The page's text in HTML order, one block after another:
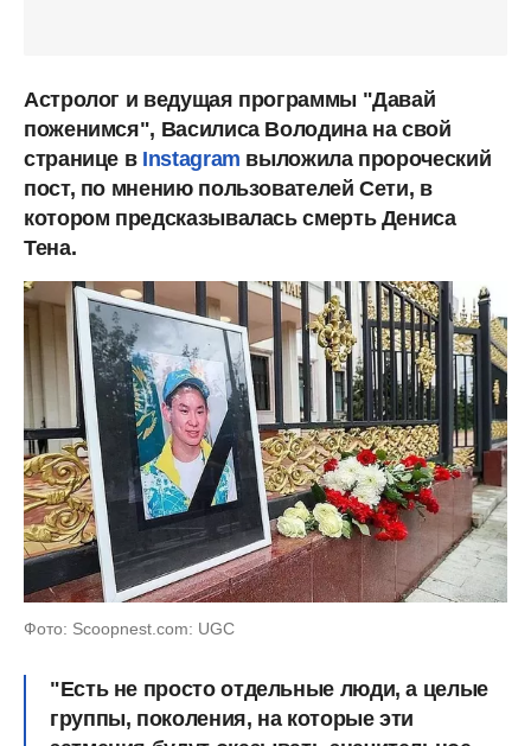
Астролог и ведущая программы "Давай
поженимся", Василиса Володина на свой
странице в Instagram выложила пророческий
пост, по мнению пользователей Сети, в
котором предсказывалась смерть Дениса
Тена.
Фото: Scoopnest.com: UGC
"Есть не просто отдельные люди, а целые
группы, поколения, на которые эти